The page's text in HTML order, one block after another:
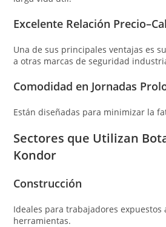
Excelente Relación
Una de sus principales ventajas es
a otras marcas de seguridad
Comodidad en Jornadas
Están diseñadas para minimizar la
Sectores que Utilizan
Kondor
Construcción
Ideales para trabajadores expuestos
herramientas.